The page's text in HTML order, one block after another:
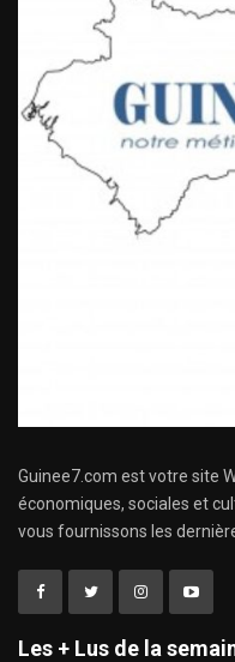
Guinee7.com est votre site
économiques, sociales et
vous fournissons les
Les + Lus de la